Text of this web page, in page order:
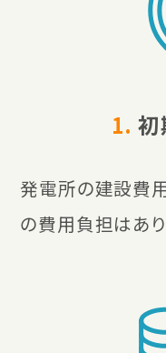
1. 初
発電所の建設費
の費用負担はあり